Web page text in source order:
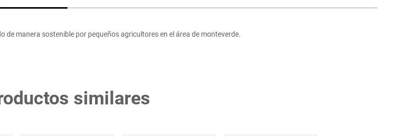
de manera sostenible por pequeños agricultores en el área de monteverde.
similares